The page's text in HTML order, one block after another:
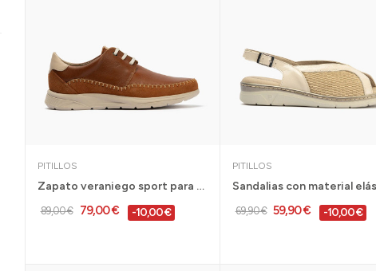
PITILLOS
Zapato veraniego sport para hombre con cordones...
89,00 € 79,00 € -10,00 €
PITILLOS
69,90 € 59,90 € -10,00 €